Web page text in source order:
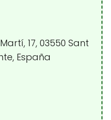
17, 03550 Sant
España